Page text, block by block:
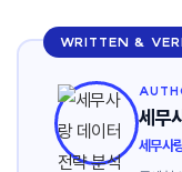
WRITTEN &
세무
세무사